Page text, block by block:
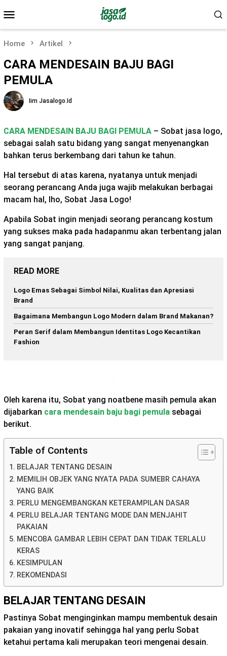
to
contentMenu
Home Artikel
CARA MENDESAIN BAJU BAGI
PEMULA
Iim Jasalogo.id
CARA MENDESAIN BAJU BAGI PEMULA – Sobat jasa logo,
sebagai salah satu bidang yang sangat menyenangkan
bahkan terus berkembang dari tahun ke tahun.
Hal tersebut di atas karena, nyatanya untuk menjadi
seorang perancang Anda juga wajib melakukan berbagai
macam hal, lho, Sobat Jasa Logo!
Apabila Sobat ingin menjadi seorang perancang kostum
yang sukses maka pada hadapanmu akan terbentang jalan
yang sangat panjang.
READ MORE
Logo Emas Sebagai Simbol Nilai, Kualitas dan Apresiasi
Brand
Bagaimana Membangun Logo Modern dalam Brand Makanan?
Peran Serif dalam Membangun Identitas Logo Kecantikan
Fashion
Oleh karena itu, Sobat yang noatbene masih pemula akan
dijabarkan cara mendesain baju bagi pemula sebagai
berikut.
Table of Contents
BELAJAR TENTANG DESAIN
MEMILIH OBJEK YANG NYATA PADA SUMEBR CAHAYA
YANG BAIK
PERLU MENGEMBANGKAN KETERAMPILAN DASAR
PERLU BELAJAR TENTANG MODE DAN MENJAHIT
PAKAIAN
MENCOBA GAMBAR LEBIH CEPAT DAN TIDAK TERLALU
KERAS
KESIMPULAN
REKOMENDASI
BELAJAR TENTANG DESAIN
Pastinya Sobat menginginkan mampu membentuk desain
pakaian yang inovatif sehingga hal yang perlu Sobat
ketahui pertama kali merupakan teori mengenai desain.